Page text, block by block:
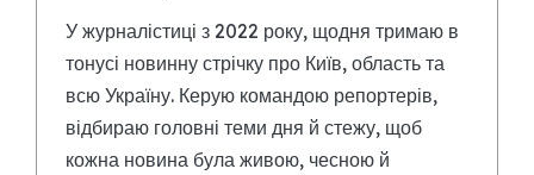
У журналістиці з 2022 року, щодня тримаю в
тонусі новинну стрічку про Київ, область та
всю Україну. Керую командою репортерів,
відбираю головні теми дня й стежу, щоб
кожна новина була живою, чесною й